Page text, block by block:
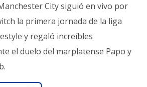
City siguió en vivo por
la primera jornada de la liga
y regaló increíbles
el duelo del marplatense Papo y